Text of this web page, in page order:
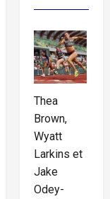
Thea
Brown,
Wyatt
Larkins et
Jake
Odey-